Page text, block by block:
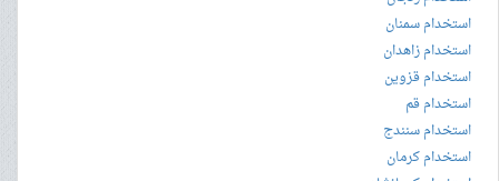
استخدام سمنان
استخدام زاهدان
استخدام قزوین
استخدام قم
استخدام سنندج
استخدام کرمان